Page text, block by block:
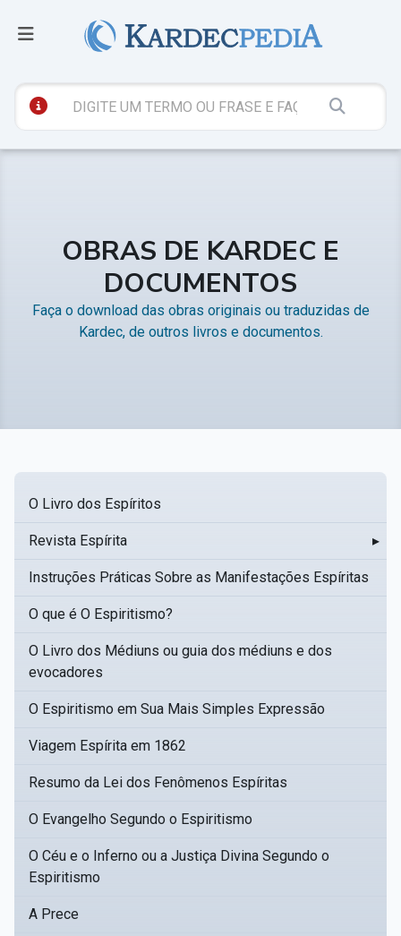
OBRAS DE KARDEC E
DOCUMENTOS
Faça o download das obras originais ou traduzidas de
Kardec, de outros livros e documentos.
O Livro dos Espíritos
Revista Espírita ▸
Instruções Práticas Sobre as Manifestações Espíritas
O que é O Espiritismo?
O Livro dos Médiuns ou guia dos médiuns e dos
evocadores
O Espiritismo em Sua Mais Simples Expressão
Viagem Espírita em 1862
Resumo da Lei dos Fenômenos Espíritas
O Evangelho Segundo o Espiritismo
O Céu e o Inferno ou a Justiça Divina Segundo o
Espiritismo
A Prece